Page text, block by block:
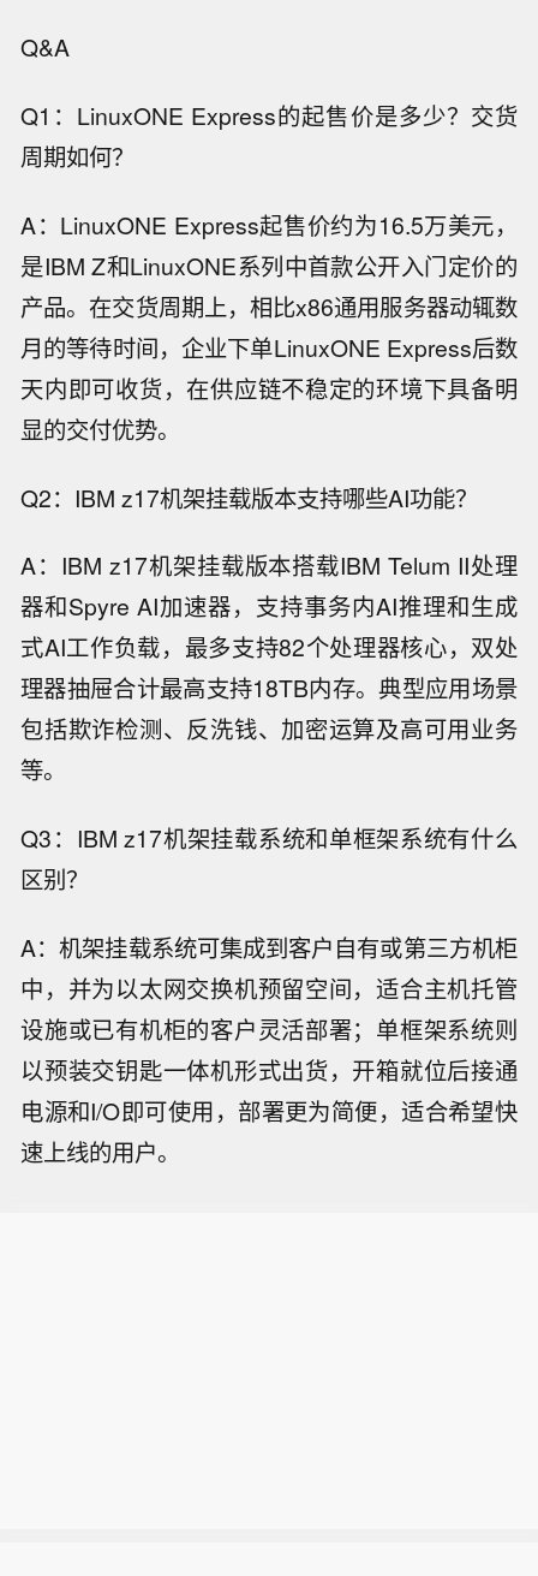
Q&A
Q1：LinuxONE Express的起售价是多少？交货
周期如何？
A：LinuxONE Express起售价约为16.5万美元，
是IBM Z和LinuxONE系列中首款公开入门定价的
产品。在交货周期上，相比x86通用服务器动辄数
月的等待时间，企业下单LinuxONE Express后数
天内即可收货，在供应链不稳定的环境下具备明
显的交付优势。
Q2：IBM z17机架挂载版本支持哪些AI功能？
A：IBM z17机架挂载版本搭载IBM Telum II处理
器和Spyre AI加速器，支持事务内AI推理和生成
式AI工作负载，最多支持82个处理器核心，双处
理器抽屉合计最高支持18TB内存。典型应用场景
包括欺诈检测、反洗钱、加密运算及高可用业务
等。
Q3：IBM z17机架挂载系统和单框架系统有什么
区别？
A：机架挂载系统可集成到客户自有或第三方机柜
中，并为以太网交换机预留空间，适合主机托管
设施或已有机柜的客户灵活部署；单框架系统则
以预装交钥匙一体机形式出货，开箱就位后接通
电源和I/O即可使用，部署更为简便，适合希望快
速上线的用户。